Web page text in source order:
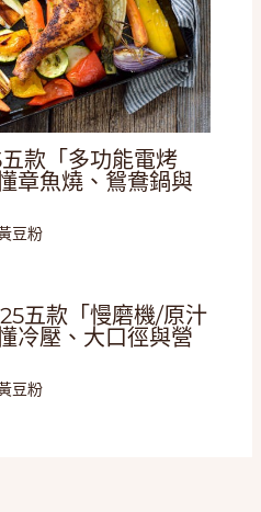
款「多功能電烤
章魚燒、鴛鴦鍋與
豆粉
五款「慢磨機/原汁
冷壓、大口徑與營
豆粉